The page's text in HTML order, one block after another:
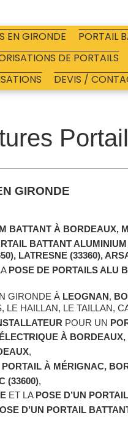
EN GIRONDE
PORTAIL
DE PORTAILS
DEVIS /
GIRONDE
BATTANT À BORDEAUX,
BATTANT ALUMINIUM
LATRESNE (33360),
POSE DE PORTAILS ALU
GIRONDE À LEOGNAN,
LE HAILLAN, LE TAILLAN,
POUR UN
À
,
PORTAIL À MÉRIGNAC,
(33600),
ET LA POSE D’UN
D’UN PORTAIL